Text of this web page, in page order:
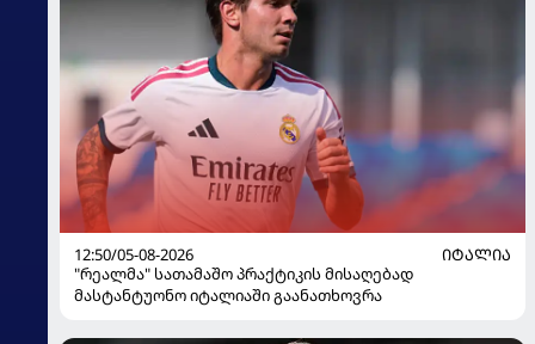
12:50/05-08-2026
ᲘᲢᲐᲚᲘᲐ
"რეალმა" სათამაშო პრაქტიკის მისაღებად
მასტანტუონო იტალიაში გაანათხოვრა